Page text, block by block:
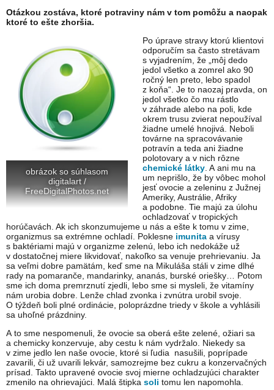
Otázkou zostáva, ktoré potraviny nám v tom pomôžu a naopak
ktoré to ešte zhoršia.
obrázok so súhlasom
digitalart /
FreeDigitalPhotos.net
Po úprave stravy ktorú klientovi
odporučím sa často stretávam
s vyjadrením, že „môj dedo
jedol všetko a zomrel ako 90
ročný len preto, lebo spadol
z koňa“. Je to naozaj pravda, on
jedol všetko čo mu rástlo
v záhrade alebo na poli, kde
okrem trusu zvierat nepoužíval
žiadne umelé hnojivá. Neboli
továrne na spracovávanie
potravín a teda ani žiadne
polotovary a v nich rôzne
chemické látky . A ani mu na
um neprišlo, že by vôbec mohol
jesť ovocie a zeleninu z Južnej
Ameriky, Austrálie, Afriky
a podobne. Tie majú za úlohu
ochladzovať v tropických
horúčavách. Ak ich skonzumujeme u nás a ešte k tomu v zime,
organizmus sa extrémne ochladí. Poklesne imunita a vírusy
s baktériami majú v organizme zelenú, lebo ich nedokáže už
v dostatočnej miere likvidovať, nakoľko sa venuje prehrievaniu. Ja
sa veľmi dobre pamätám, keď sme na Mikuláša stáli v zime dlhé
rady na pomaranče, mandarinky, ananás, burské oriešky… Potom
sme ich doma premrznutí zjedli, lebo sme si mysleli, že vitamíny
nám urobia dobre. Lenže chlad zvonka i zvnútra urobil svoje.
O týždeň boli plné ordinácie, poloprázdne triedy v škole a vyhlásili
sa uhoľné prázdniny.
A to sme nespomenuli, že ovocie sa oberá ešte zelené, ožiari sa
a chemicky konzervuje, aby cestu k nám vydržalo. Niekedy sa
v zime jedlo len naše ovocie, ktoré si ľudia nasušili, poprípade
zavarili, či už uvarili lekvár, samozrejme bez cukru a konzervačných
prísad. Takto upravené ovocie svoj mierne ochladzujúci charakter
zmenilo na ohrievajúci. Malá štipka soli tomu len napomohla.